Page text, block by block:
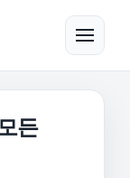
메뉴
든